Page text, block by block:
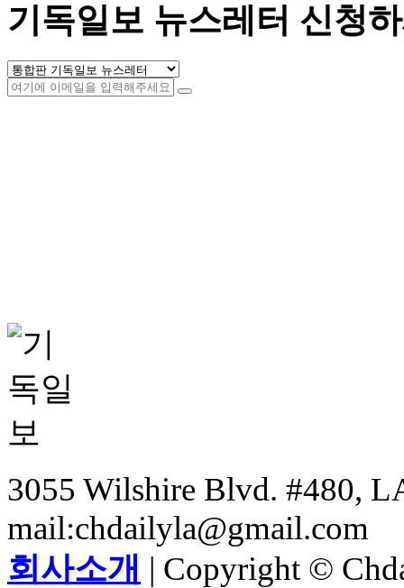
기독일보 뉴스레터 신청
3055 Wilshire Blvd. #480,
mail:chdailyla@gmail.com
회사소개 | Copyright ©